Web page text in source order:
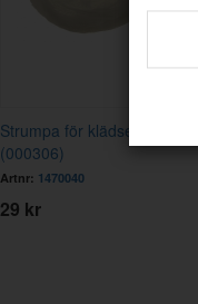
Strumpa för klädselmontering
(000306)
Artnr: 1470040
29 kr